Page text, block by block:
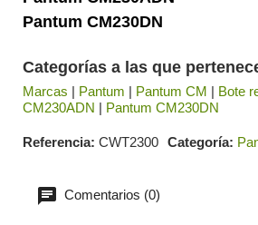
Pantum CM230DN
Categorías a las que
Marcas | Pantum | Pantum CM | Bote
CM230ADN | Pantum CM230DN
Referencia CWT2300 Categoría
Comentarios (0)